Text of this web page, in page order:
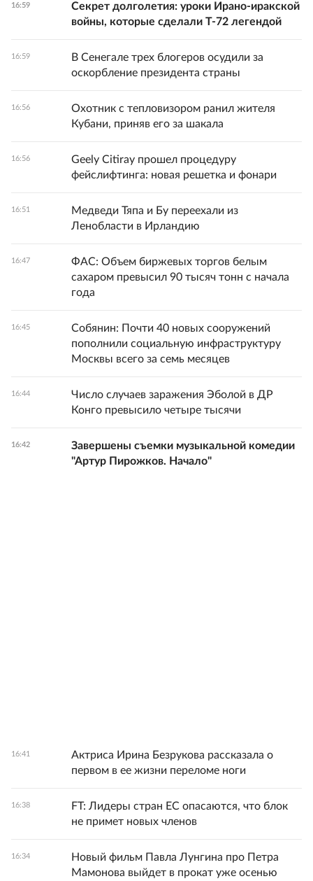
16:59
Секрет долголетия: уроки Ирано-иракской
войны, которые сделали Т-72 легендой
16:59
В Сенегале трех блогеров осудили за
оскорбление президента страны
16:56
Охотник с тепловизором ранил жителя
Кубани, приняв его за шакала
16:56
Geely Citiray прошел процедуру
фейслифтинга: новая решетка и фонари
16:51
Медведи Тяпа и Бу переехали из
Ленобласти в Ирландию
16:47
ФАС: Объем биржевых торгов белым
сахаром превысил 90 тысяч тонн с начала
года
16:45
Собянин: Почти 40 новых сооружений
пополнили социальную инфраструктуру
Москвы всего за семь месяцев
16:44
Число случаев заражения Эболой в ДР
Конго превысило четыре тысячи
16:42
Завершены съемки музыкальной комедии
"Артур Пирожков. Начало"
16:41
Актриса Ирина Безрукова рассказала о
первом в ее жизни переломе ноги
16:38
FT: Лидеры стран ЕС опасаются, что блок
не примет новых членов
16:34
Новый фильм Павла Лунгина про Петра
Мамонова выйдет в прокат уже осенью